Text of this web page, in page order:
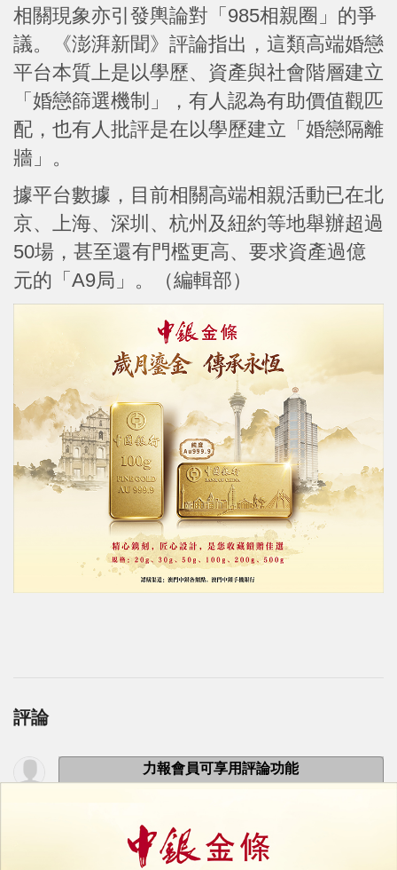
相關現象亦引發輿論對「985相親圈」的爭
議。《澎湃新聞》評論指出，這類高端婚戀
平台本質上是以學歷、資產與社會階層建立
「婚戀篩選機制」，有人認為有助價值觀匹
配，也有人批評是在以學歷建立「婚戀隔離
牆」。
據平台數據，目前相關高端相親活動已在北
京、上海、深圳、杭州及紐約等地舉辦超過
50場，甚至還有門檻更高、要求資產過億
元的「A9局」。（編輯部）
評論
力報會員可享用評論功能